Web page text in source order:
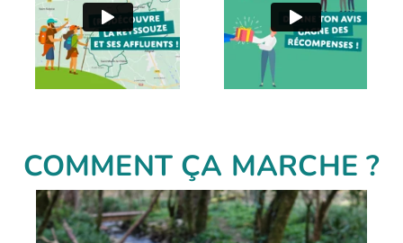
COMMENT ÇA MARCHE ?